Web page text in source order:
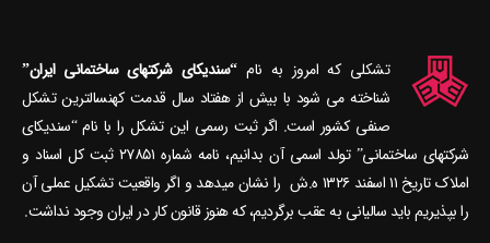
تشکلی که امروز به نام“سندیکای شرکتهای ساختمانی ایران”
شناخته می‎ شود با بیش از هفتاد سال قدمت کهنسال‎ترین تشکل
صنفی کشور است. اگر ثبت رسمی این تشکل را با نام “سندیکای
شرکتهای ساختمانی” تولد اسمی آن بدانیم، نامه شماره ۲۷۸۵۱ ثبت کل اسناد و
املاک تاریخ ۱۱ اسفند ۱۳۲۶ ه.ش را نشان می‎دهد و اگر واقعیت تشکیل عملی آن
را بپذیریم باید سالیانی به عقب برگردیم، که هنوز قانون کار در ایران وجود نداشت.